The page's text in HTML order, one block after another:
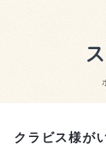
クラビス様が